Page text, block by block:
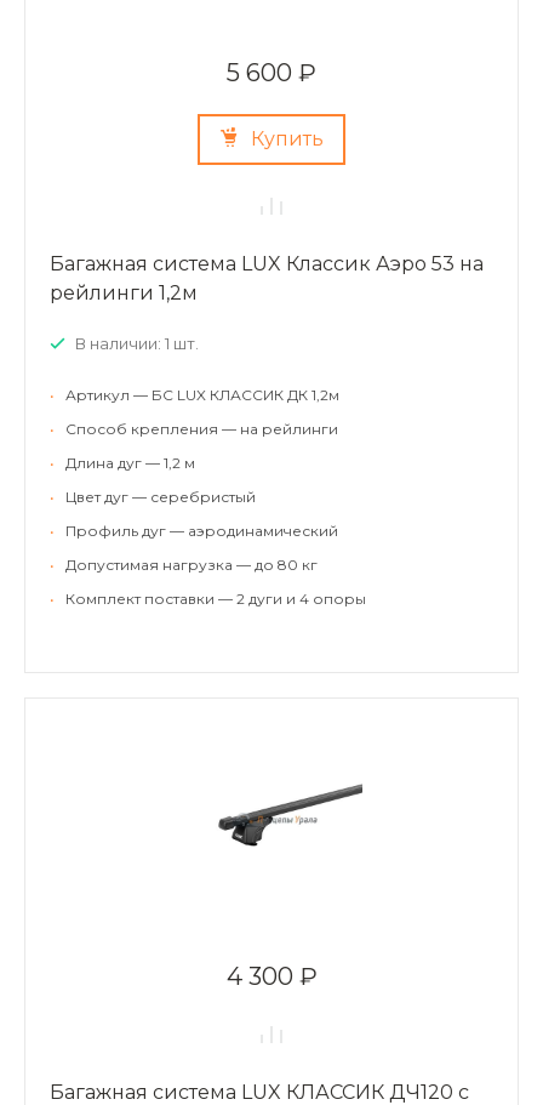
5 600 ₽
Купить
Багажная система LUX Классик Аэро 53 на
рейлинги 1,2м
В наличии: 1 шт.
•
Артикул — БС LUX КЛАССИК ДК 1,2м
•
Способ крепления — на рейлинги
•
Длина дуг — 1,2 м
•
Цвет дуг — серебристый
•
Профиль дуг — аэродинамический
•
Допустимая нагрузка — до 80 кг
•
Комплект поставки — 2 дуги и 4 опоры
4 300 ₽
Багажная система LUX КЛАССИК ДЧ120 с